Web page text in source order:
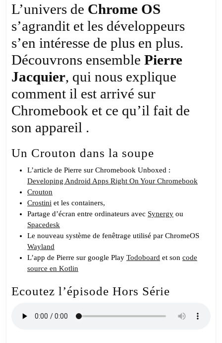
L’univers de Chrome OS
s’agrandit et les développeurs
s’en intéresse de plus en plus.
Découvrons ensemble Pierre
Jacquier, qui nous explique
comment il est arrivé sur
Chromebook et ce qu’il fait de
son appareil .
Un Crouton dans la soupe
L’article de Pierre sur Chromebook Unboxed :
Developing Android Apps Right On Your Chromebook
Crouton
Crostini et les containers,
Partage d’écran entre ordinateurs avec Synergy ou
Spacedesk
Le nouveau système de fenêtrage utilisé par ChromeOS
Wayland
L’app de Pierre sur google Play Todoboard et son code
source en Kotlin
Ecoutez l’épisode Hors Série